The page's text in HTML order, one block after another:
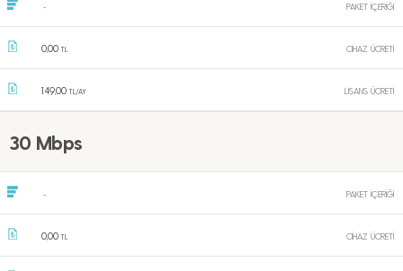
- PAKET İÇERİĞİ
0,00 TL CİHAZ ÜCRETİ
149,00 TL/AY LİSANS ÜCRETİ
30 Mbps
- PAKET İÇERİĞİ
0,00 TL CİHAZ ÜCRETİ